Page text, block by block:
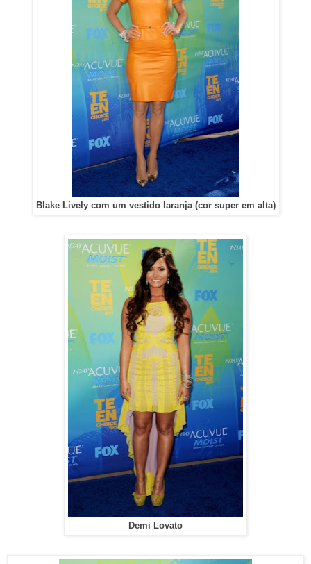
Blake Lively com um vestido laranja (cor super em alta)
Demi Lovato